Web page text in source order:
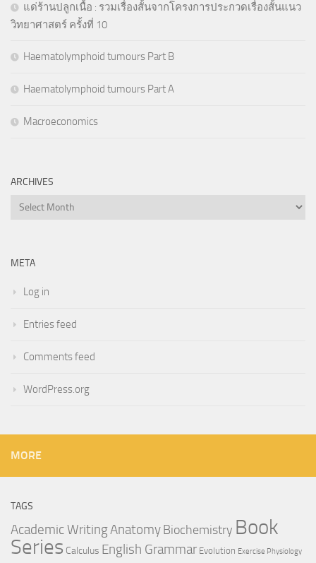
แด่ร้านปลูกเนื้อ : รวมเรื่องสั้นจากโครงการประกวดเรื่องสั้นแนว
วิทยาศาสตร์ ครั้งที่ 10
Haematolymphoid tumours Part B
Haematolymphoid tumours Part A
Macroeconomics
ARCHIVES
Archives
META
Log in
Entries feed
Comments feed
WordPress.org
MORE
TAGS
Academic WritingAnatomy Biochemistry Book
Series Calculus English Grammar Evolution Exercise Physiology